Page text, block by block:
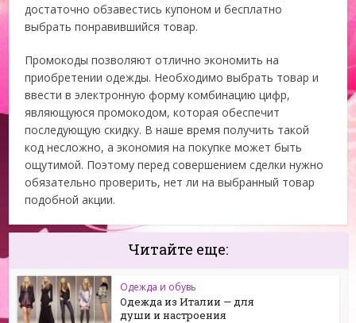
достаточно обзавестись купоном и бесплатно
выбрать понравившийся товар.
Промокоды позволяют отлично экономить на
приобретении одежды. Необходимо выбрать товар и
ввести в электронную форму комбинацию цифр,
являющуюся промокодом, которая обеспечит
последующую скидку. В наше время получить такой
код несложно, а экономия на покупке может быть
ощутимой. Поэтому перед совершением сделки нужно
обязательно проверить, нет ли на выбранный товар
подобной акции.
Читайте еще:
Одежда и обувь
Одежда из Италии — для
души и настроения